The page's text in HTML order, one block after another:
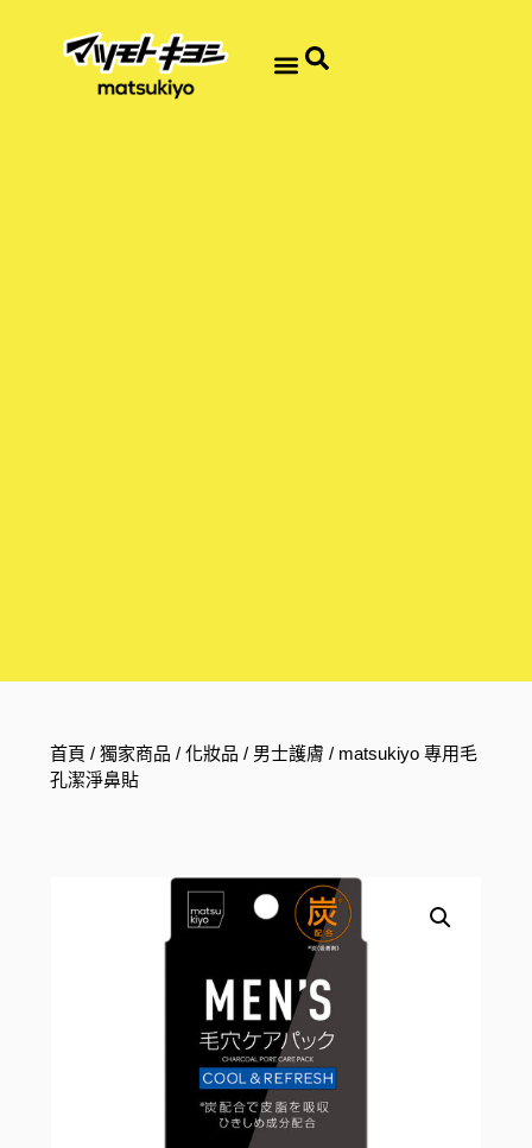
首頁 /獨家商品 /化妝品 / 男士護膚 / matsukiyo 專用毛
孔潔淨鼻貼